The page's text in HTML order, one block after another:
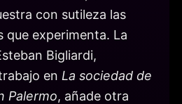
con sutileza las
experimenta. La
Bigliardi,
en La sociedad de
Palermo, añade otra